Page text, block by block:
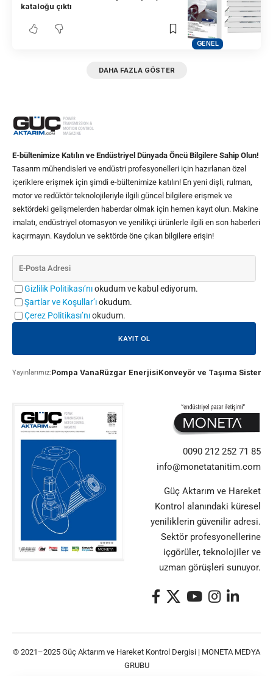
GENEL
kataloğu çıktı
DAHA FAZLA GÖSTER
E-bültenimize Katılın ve Endüstriyel Dünyada Öncü Bilgilere Sahip Olun!
Tasarım mühendisleri ve endüstri profesyonelleri için hazırlanan özel
içeriklere erişmek için şimdi e-bültenimize katılın! En yeni dişli, rulman,
motor ve redüktör teknolojileriyle ilgili güncel bilgilere erişmek ve
sektördeki gelişmelerden haberdar olmak için hemen kayıt olun. Makine
imalatı, endüstriyel otomasyon ve yenilikçi ürünlerle ilgili en son haberleri
kaçırmayın. Kaydolun ve sektörde öne çıkan bilgilere erişin!
Gizlilik Politikası’nıokudum ve kabul ediyorum.
Şartlar ve Koşullar’ıokudum.
Çerez Politikası’nıokudum.
Yayınlarımız:Pompa VanaRüzgar EnerjisiKonveyör ve Taşıma
0090 212 252 71 85
info@monetatanitim.com
Güç Aktarım ve Hareket
Kontrol alanındaki küresel
yeniliklerin güvenilir adresi.
Sektör profesyonellerine
içgörüler, teknolojiler ve
uzman görüşleri sunuyor.
© 2021–2025 Güç Aktarım ve Hareket Kontrol Dergisi | MONETA MEDYA
GRUBU